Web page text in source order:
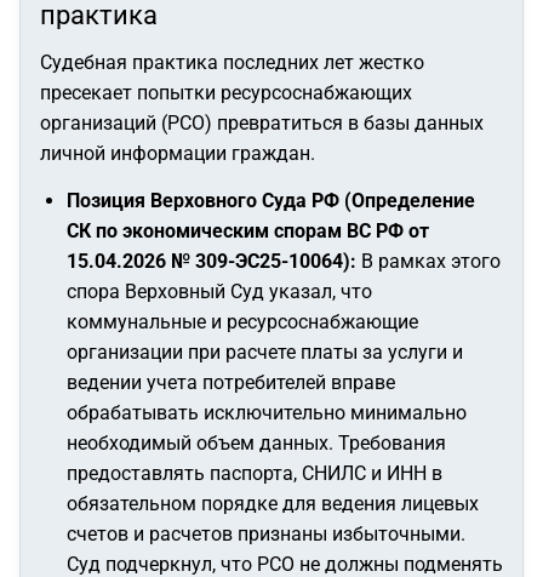
практика
Судебная практика последних лет жестко
пресекает попытки ресурсоснабжающих
организаций (РСО) превратиться в базы данных
личной информации граждан.
Позиция Верховного Суда РФ (Определение
СК по экономическим спорам ВС РФ от
15.04.2026 № 309-ЭС25-10064): В рамках этого
спора Верховный Суд указал, что
коммунальные и ресурсоснабжающие
организации при расчете платы за услуги и
ведении учета потребителей вправе
обрабатывать исключительно минимально
необходимый объем данных. Требования
предоставлять паспорта, СНИЛС и ИНН в
обязательном порядке для ведения лицевых
счетов и расчетов признаны избыточными.
Суд подчеркнул, что РСО не должны подменять